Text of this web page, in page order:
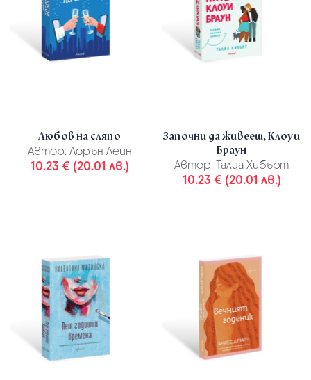
Любов на сляпо
Автор: Лорън Лейн
10.23 € (20.01 лв.)
Започни да живееш, Клоуи
Браун
Автор: Талиа Хибърт
10.23 € (20.01 лв.)